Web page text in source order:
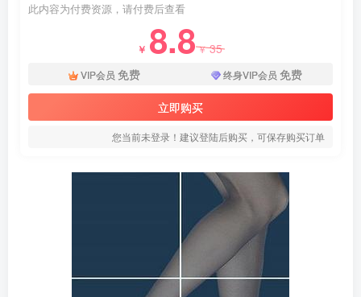
此内容为付费资源，请付费后查看
￥ 8.8￥35
VIP会员 免费 终身VIP会员 免费
立即购买
您当前未登录！建议登陆后购买，可保存购买订单